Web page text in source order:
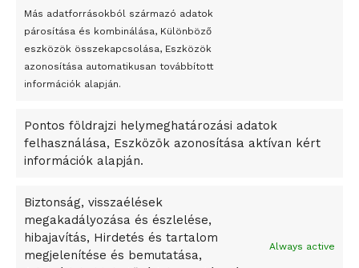
Más adatforrásokból származó adatok
párosítása és kombinálása, Különböző
eszközök összekapcsolása, Eszközök
azonosítása automatikusan továbbított
információk alapján.
Pontos földrajzi helymeghatározási adatok
felhasználása, Eszközök azonosítása aktívan kért
információk alapján.
Biztonság, visszaélések
megakadályozása és észlelése,
hibajavítás, Hirdetés és tartalom
megjelenítése és bemutatása,
Always active
bemutató fotókiállítás nyílt
Megveszi az osztrák Wienerberger az amerikai Meridian
Bricket
A Startup Campus egyetemi programjainak legjobbjai az
A Ringo Starr új albummal jelentkezik
A Vajdasági Magyar Szövetség államtitkárait kinevezték
Dzsingisz kán hódító hadjárata okozta
Kuramagomedov ötödik, Muszukajev elődöntős – Birkózó
világkupa